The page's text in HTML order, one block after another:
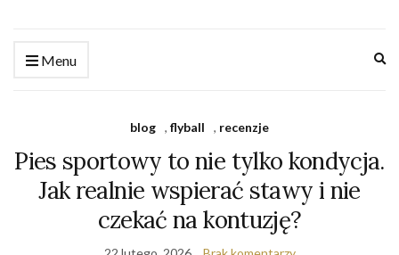
Menu
blog , flyball , recenzje
Pies sportowy to nie tylko kondycja.
Jak realnie wspierać stawy i nie
czekać na kontuzję?